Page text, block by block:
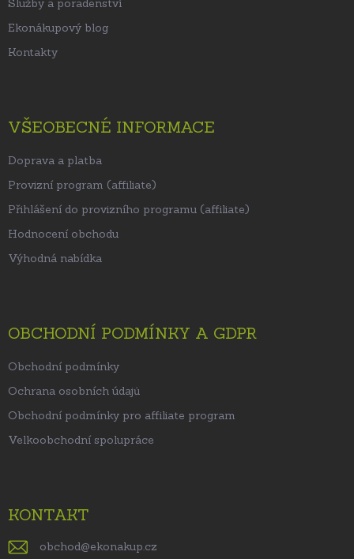
Služby a poradenství
Ekonákupový blog
Kontakty
VŠEOBECNÉ INFORMACE
Doprava a platba
Provizní program (affiliate)
Přihlášení do provizního programu (affiliate)
Hodnocení obchodu
Výhodná nabídka
OBCHODNÍ PODMÍNKY A GDPR
Obchodní podmínky
Ochrana osobních údajů
Obchodní podmínky pro affiliate program
Velkoobchodní spolupráce
KONTAKT
obchod@ekonakup.cz